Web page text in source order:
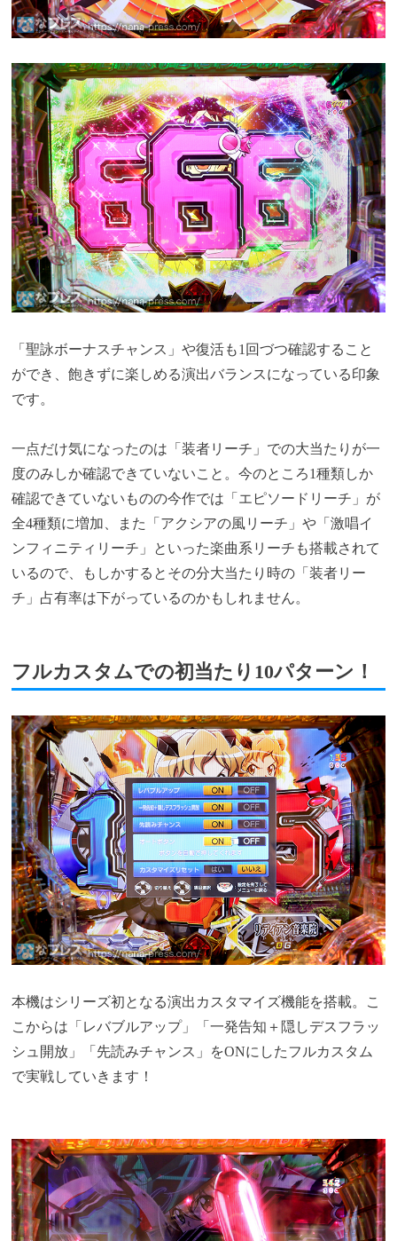
「聖詠ボーナスチャンス」や復活も1回づつ確認すること
ができ、飽きずに楽しめる演出バランスになっている印象
です。
一点だけ気になったのは「装者リーチ」での大当たりが一
度のみしか確認できていないこと。今のところ1種類しか
確認できていないものの今作では「エピソードリーチ」が
全4種類に増加、また「アクシアの風リーチ」や「激唱イ
ンフィニティリーチ」といった楽曲系リーチも搭載されて
いるので、もしかするとその分大当たり時の「装者リー
チ」占有率は下がっているのかもしれません。
フルカスタムでの初当たり10パターン！
本機はシリーズ初となる演出カスタマイズ機能を搭載。こ
こからは「レバブルアップ」「一発告知＋隠しデスフラッ
シュ開放」「先読みチャンス」をONにしたフルカスタム
で実戦していきます！